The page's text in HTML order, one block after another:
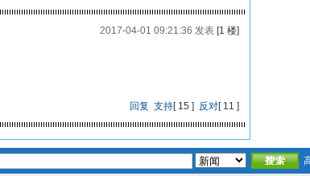
2017-04-01 09:21:36 发表[1 楼]
回复 支持[15 ] 反对[11 ]